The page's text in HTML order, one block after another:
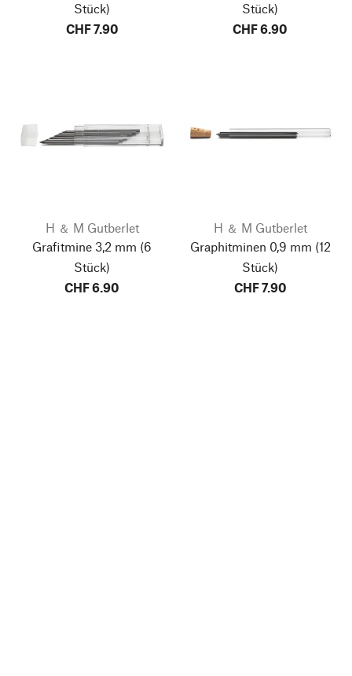
Stück)
CHF 7.90
Stück)
CHF 6.90
H ＆ M Gutberlet
Grafitmine 3,2 mm (6
Stück)
CHF 6.90
H ＆ M Gutberlet
Graphitminen 0,9 mm (12
Stück)
CHF 7.90